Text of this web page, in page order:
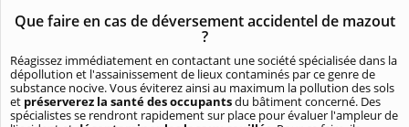
Que faire en cas de déversement accidentel de mazout
?
Réagissez immédiatement en contactant une société spécialisée dans la
dépollution et l'assainissement de lieux contaminés par ce genre de
substance nocive. Vous éviterez ainsi au maximum la pollution des sols
et préserverez la santé des occupantsdu bâtiment concerné. Des
spécialistes se rendront rapidement sur place pour évaluer l'ampleur de